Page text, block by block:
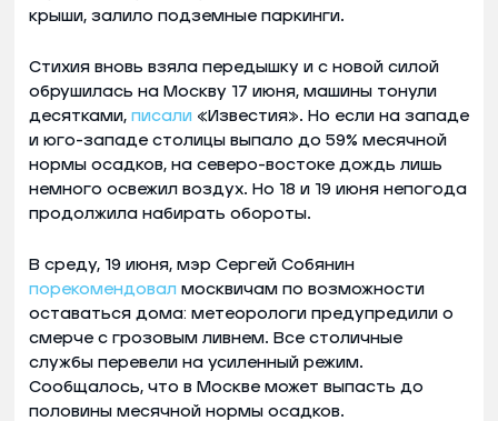
крыши, залило подземные паркинги.
Стихия вновь взяла передышку и с новой силой
обрушилась на Москву 17 июня, машины тонули
десятками, писали «Известия». Но если на западе
и юго-западе столицы выпало до 59% месячной
нормы осадков, на северо-востоке дождь лишь
немного освежил воздух. Но 18 и 19 июня непогода
продолжила набирать обороты.
В среду, 19 июня, мэр Сергей Собянин
порекомендовал москвичам по возможности
оставаться дома: метеорологи предупредили о
смерче с грозовым ливнем. Все столичные
службы перевели на усиленный режим.
Сообщалось, что в Москве может выпасть до
половины месячной нормы осадков.